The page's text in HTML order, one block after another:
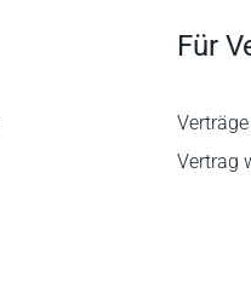
Für
Vertrag